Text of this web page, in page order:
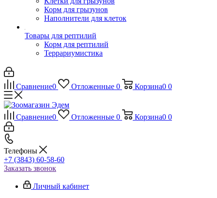
Корм для грызунов
Наполнители для клеток
Товары для рептилий
Корм для рептилий
Террариумистика
Сравнение0 Отложенные 0 Корзина0 0
Сравнение0 Отложенные 0 Корзина0 0
Телефоны
+7 (3843) 60-58-60
Заказать звонок
Личный кабинет